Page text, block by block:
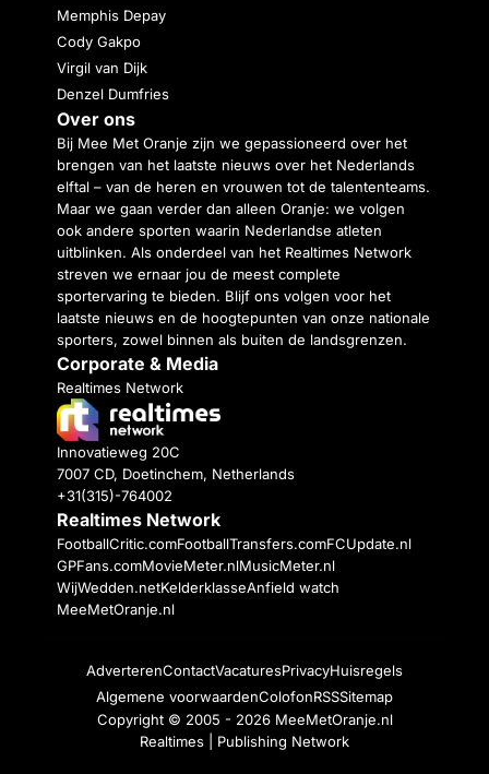
Memphis Depay
Cody Gakpo
Virgil van Dijk
Denzel Dumfries
Over ons
Bij Mee Met Oranje zijn we gepassioneerd over het
brengen van het laatste nieuws over het Nederlands
elftal – van de heren en vrouwen tot de talententeams.
Maar we gaan verder dan alleen Oranje: we volgen
ook andere sporten waarin Nederlandse atleten
uitblinken. Als onderdeel van het Realtimes Network
streven we ernaar jou de meest complete
sportervaring te bieden. Blijf ons volgen voor het
laatste nieuws en de hoogtepunten van onze nationale
sporters, zowel binnen als buiten de landsgrenzen.
Corporate & Media
Realtimes Network
Innovatieweg 20C
7007 CD, Doetinchem, Netherlands
+31(315)-764002
Realtimes Network
FootballCritic.comFootballTransfers.comFCUpdate.nl
GPFans.comMovieMeter.nlMusicMeter.nl
WijWedden.netKelderklasseAnfield watch
MeeMetOranje.nl
AdverterenContactVacaturesPrivacyHuisregels
Algemene voorwaardenColofonRSSSitemap
Copyright © 2005 - 2026 MeeMetOranje.nl
Realtimes | Publishing Network